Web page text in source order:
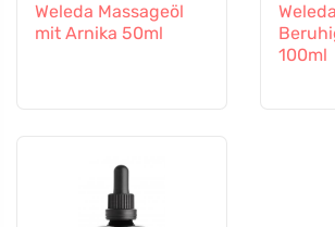
Weleda Massageöl
mit Arnika 50ml
100ml